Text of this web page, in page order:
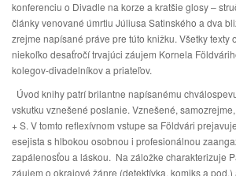
konferenciu o Divadle na korze a kratšie glosy –
články venované úmrtiu Júliusa Satinského a dva
zrejme napísané práve pre túto knižku. Všetky texty
niekoľko desaťročí trvajúci záujem Kornela
kolegov-divadelníkov a priateľov.
Úvod knihy patrí brilantne napísanému
vskutku vznešené poslanie. Vznešené,
+ S. V tomto reflexívnom vstupe sa Földvári
esejista s hlbokou osobnou i profesionálnou
zapálenosťou a láskou. Na záložke charakterizuje
záujem o okrajové žánre (detektívka, komiks a pod.)